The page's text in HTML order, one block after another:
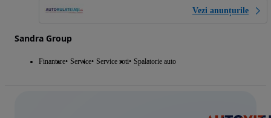
Vezi anunțurile
Sandra Group
Finantare Service Service roti Spalatorie auto